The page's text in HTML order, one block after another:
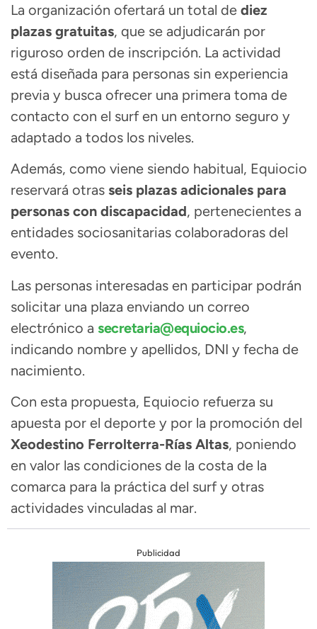
La organización ofertará un total de diez
plazas gratuitas, que se adjudicarán por
riguroso orden de inscripción. La actividad
está diseñada para personas sin experiencia
previa y busca ofrecer una primera toma de
contacto con el surf en un entorno seguro y
adaptado a todos los niveles.
Además, como viene siendo habitual, Equiocio
reservará otras seis plazas adicionales para
personas con discapacidad, pertenecientes a
entidades sociosanitarias colaboradoras del
evento.
Las personas interesadas en participar podrán
solicitar una plaza enviando un correo
electrónico a secretaria@equiocio.es,
indicando nombre y apellidos, DNI y fecha de
nacimiento.
Con esta propuesta, Equiocio refuerza su
apuesta por el deporte y por la promoción del
Xeodestino Ferrolterra-Rías Altas, poniendo
en valor las condiciones de la costa de la
comarca para la práctica del surf y otras
actividades vinculadas al mar.
Publicidad